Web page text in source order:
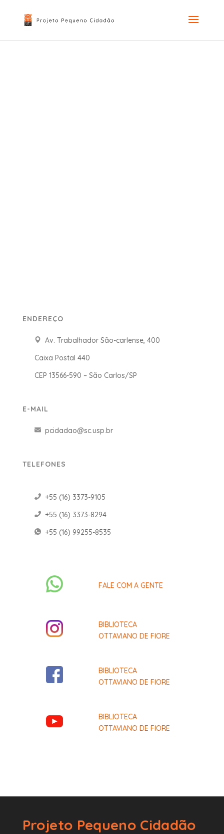
ENDEREÇO
Av. Trabalhador São-carlense, 400
Caixa Postal 440
CEP 13566-590 – São Carlos/SP
E-MAIL
pcidadao@sc.usp.br
TELEFONES
+55 (16) 3373-9105
+55 (16) 3373-8294
+55 (16) 99255-8535
FALE COM A GENTE
BIBLIOTECA
OTTAVIANO DE FIORE
BIBLIOTECA
OTTAVIANO DE FIORE
BIBLIOTECA
OTTAVIANO DE FIORE
Projeto Pequeno Cidadão